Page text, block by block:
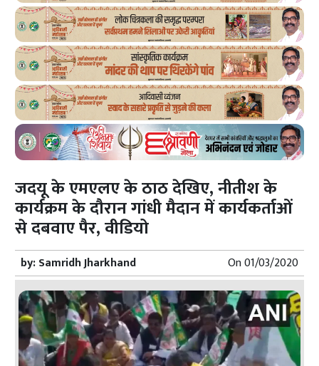
जदयू के एमएलए के ठाठ देखिए, नीतीश के
कार्यक्रम के दौरान गांधी मैदान में कार्यकर्ताओं
से दबवाए पैर, वीडियो
by:Samridh Jharkhand On01/03/2020